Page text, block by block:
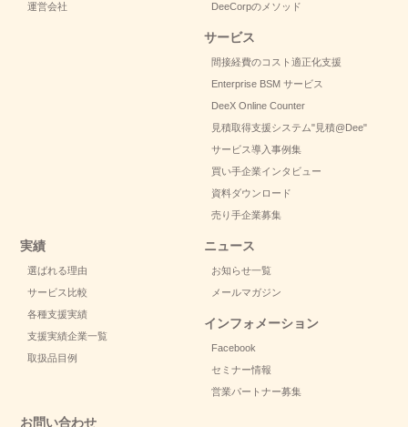
運営会社 DeeCorpのメソッド
サービス
間接経費のコスト適正化支援
Enterprise BSM サービス
DeeX Online Counter
見積取得支援システム"見積@Dee"
サービス導入事例集
買い手企業インタビュー
資料ダウンロード
売り手企業募集
実績
選ばれる理由
サービス比較
各種支援実績
支援実績企業一覧
取扱品目例
ニュース
お知らせ一覧
メールマガジン
インフォメーション
Facebook
セミナー情報
営業パートナー募集
お問い合わせ